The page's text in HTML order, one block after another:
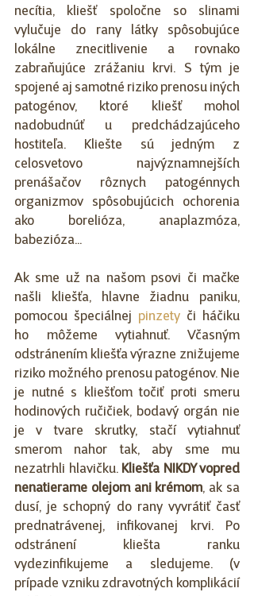
necítia, kliešť spoločne so slinami
vylučuje do rany látky spôsobujúce
lokálne znecitlivenie a rovnako
zabraňujúce zrážaniu krvi. S tým je
spojené aj samotné riziko prenosu iných
patogénov, ktoré kliešť mohol
nadobudnúť u predchádzajúceho
hostiteľa. Kliešte sú jedným z
celosvetovo najvýznamnejších
prenášačov rôznych patogénnych
organizmov spôsobujúcich ochorenia
ako borelióza, anaplazmóza,
babezióza...
Ak sme už na našom psovi či mačke
našli kliešťa, hlavne žiadnu paniku,
pomocou špeciálnej pinzety či háčiku
ho môžeme vytiahnuť. Včasným
odstránením kliešťa výrazne znižujeme
riziko možného prenosu patogénov. Nie
je nutné s kliešťom točiť proti smeru
hodinových ručičiek, bodavý orgán nie
je v tvare skrutky, stačí vytiahnuť
smerom nahor tak, aby sme mu
nezatrhli hlavičku. Kliešťa NIKDY vopred
nenatierame olejom ani krémom, ak sa
dusí, je schopný do rany vyvrátiť časť
prednatrávenej, infikovanej krvi. Po
odstránení kliešta ranku
vydezinfikujeme a sledujeme. (v
prípade vzniku zdravotných komplikácií